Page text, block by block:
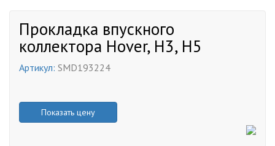
Прокладка впускного
коллектора Hover, H3, H5
Артикул: SMD193224
Показать цену